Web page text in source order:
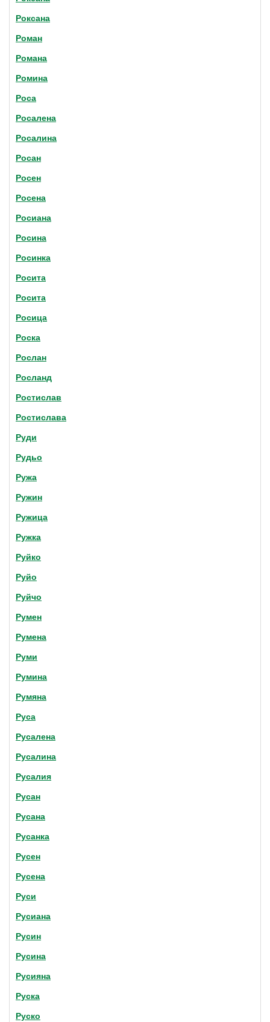
Роксана
Роман
Романа
Ромина
Роса
Росалена
Росалина
Росан
Росен
Росена
Росиана
Росина
Росинка
Росита
Росита
Росица
Роска
Рослан
Росланд
Ростислав
Ростислава
Руди
Рудьо
Ружа
Ружин
Ружица
Ружка
Руйко
Руйо
Руйчо
Румен
Румена
Руми
Румина
Румяна
Руса
Русалена
Русалина
Русалия
Русан
Русана
Русанка
Русен
Русена
Руси
Русиана
Русин
Русина
Русияна
Руска
Руско